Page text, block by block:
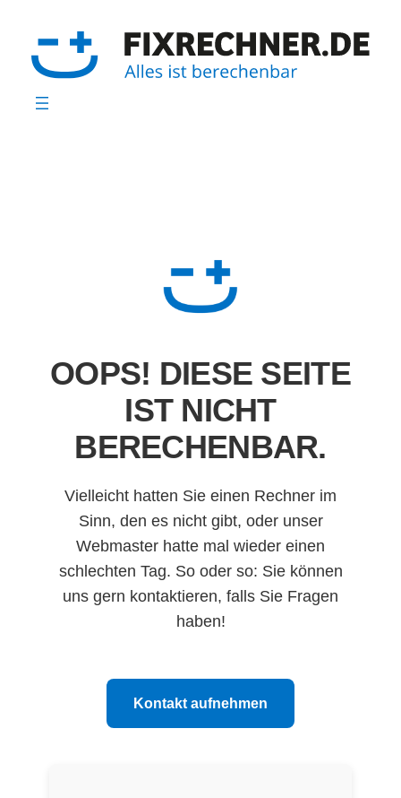
springen
OOPS! DIESE SEITE
IST NICHT
BERECHENBAR.
Vielleicht hatten Sie einen Rechner im
Sinn, den es nicht gibt, oder unser
Webmaster hatte mal wieder einen
schlechten Tag. So oder so: Sie können
uns gern kontaktieren, falls Sie Fragen
haben!
Kontakt aufnehmen